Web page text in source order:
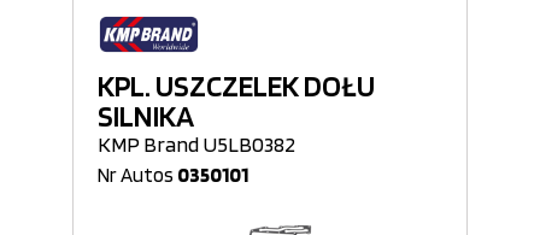
KPL. USZCZELEK DOŁU
SILNIKA
KMP Brand U5LB0382
Nr Autos 0350101